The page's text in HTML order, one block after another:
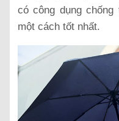
có công dụng
một cách tốt nhất.